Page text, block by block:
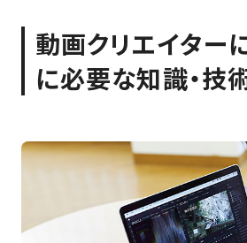
動画クリエイター
に必要な知識・技